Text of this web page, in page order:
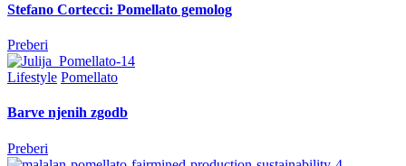
Stefano Cortecci: Pomellato gemolog
Preberi
Lifestyle Pomellato
Barve njenih zgodb
Preberi